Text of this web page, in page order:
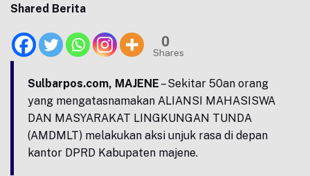
Shared Berita
0
Shares
Sulbarpos.com, MAJENE – Sekitar 50an orang
yang mengatasnamakan ALIANSI MAHASISWA
DAN MASYARAKAT LINGKUNGAN TUNDA
(AMDMLT) melakukan aksi unjuk rasa di depan
kantor DPRD Kabupaten majene.